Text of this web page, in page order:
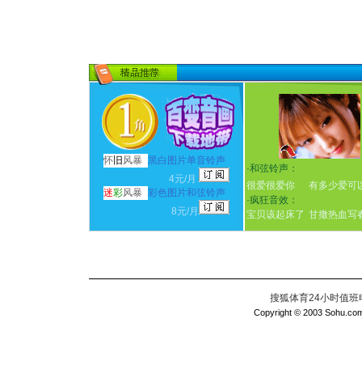
怀 旧 风暴
黑白图片单音铃声
4元/月
迷彩风暴 彩色图片和弦铃声
8元/月
·和弦铃声：
很爱很爱你
有多少爱可
·疯狂音效：
宝贝该起床了 甘撒热血写
搜狐体育24小时值
Copyright © 2003